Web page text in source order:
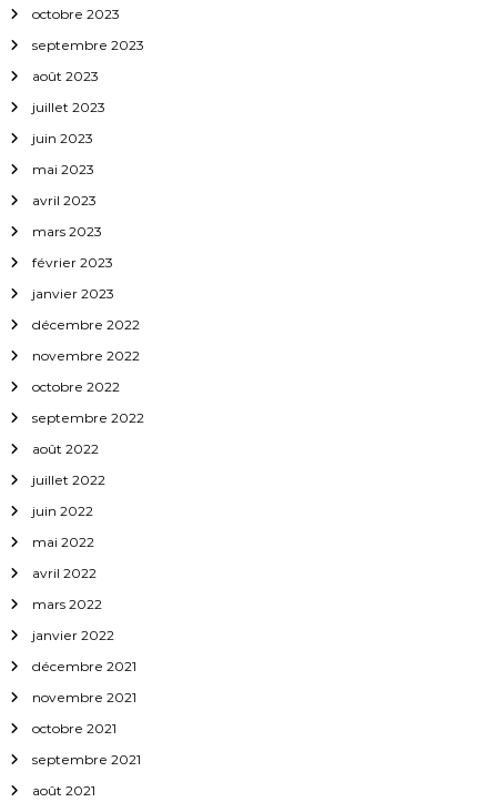
t
i
c
l
e
octobre 2023
septembre 2023
août 2023
juillet 2023
juin 2023
mai 2023
avril 2023
mars 2023
février 2023
janvier 2023
décembre 2022
novembre 2022
octobre 2022
septembre 2022
août 2022
juillet 2022
juin 2022
mai 2022
avril 2022
mars 2022
janvier 2022
décembre 2021
novembre 2021
octobre 2021
septembre 2021
août 2021